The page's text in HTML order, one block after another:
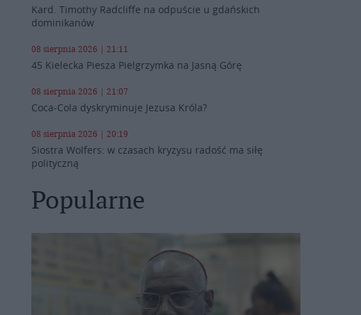
Kard. Timothy Radcliffe na odpuście u gdańskich
dominikanów
08 sierpnia 2026 | 21:11
45 Kielecka Piesza Pielgrzymka na Jasną Górę
08 sierpnia 2026 | 21:07
Coca-Cola dyskryminuje Jezusa Króla?
08 sierpnia 2026 | 20:19
Siostra Wolfers: w czasach kryzysu radość ma siłę
polityczną
Popularne